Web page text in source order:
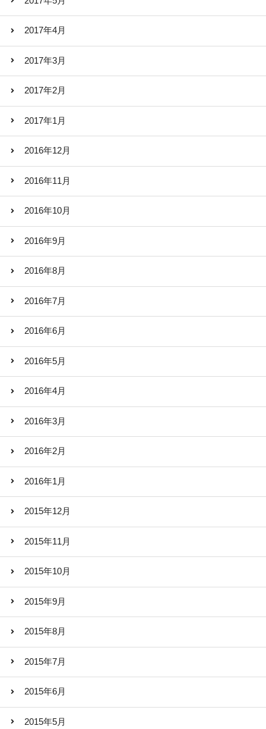
2017年4月
2017年3月
2017年2月
2017年1月
2016年12月
2016年11月
2016年10月
2016年9月
2016年8月
2016年7月
2016年6月
2016年5月
2016年4月
2016年3月
2016年2月
2016年1月
2015年12月
2015年11月
2015年10月
2015年9月
2015年8月
2015年7月
2015年6月
2015年5月